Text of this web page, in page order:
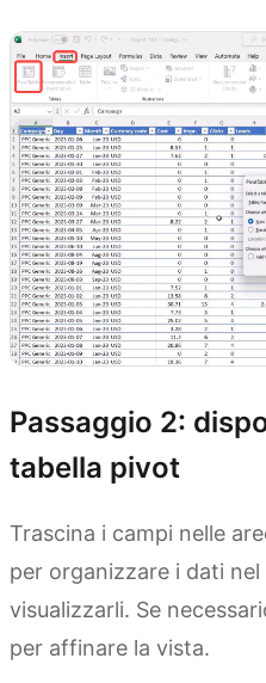
Passaggio 2:
tabella pivot
Trascina i campi nelle
per organizzare i dati
visualizzarli. Se
per affinare la vista.